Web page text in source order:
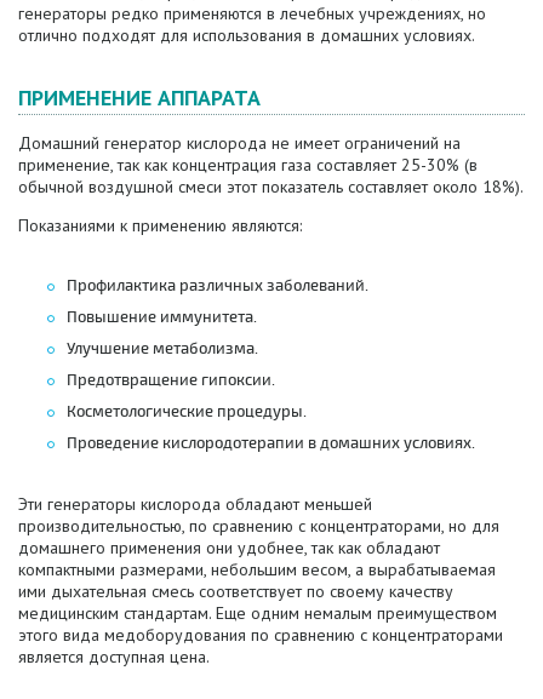
генераторы редко применяются в лечебных учреждениях, но
отлично подходят для использования в домашних условиях.
ПРИМЕНЕНИЕ АППАРАТА
Домашний генератор кислорода не имеет ограничений на
применение, так как концентрация газа составляет 25-30% (в
обычной воздушной смеси этот показатель составляет около 18%).
Показаниями к применению являются:
Профилактика различных заболеваний.
Повышение иммунитета.
Улучшение метаболизма.
Предотвращение гипоксии.
Косметологические процедуры.
Проведение кислородотерапии в домашних условиях.
Эти генераторы кислорода обладают меньшей
производительностью, по сравнению с концентраторами, но для
домашнего применения они удобнее, так как обладают
компактными размерами, небольшим весом, а вырабатываемая
ими дыхательная смесь соответствует по своему качеству
медицинским стандартам. Еще одним немалым преимуществом
этого вида медоборудования по сравнению с концентраторами
является доступная цена.